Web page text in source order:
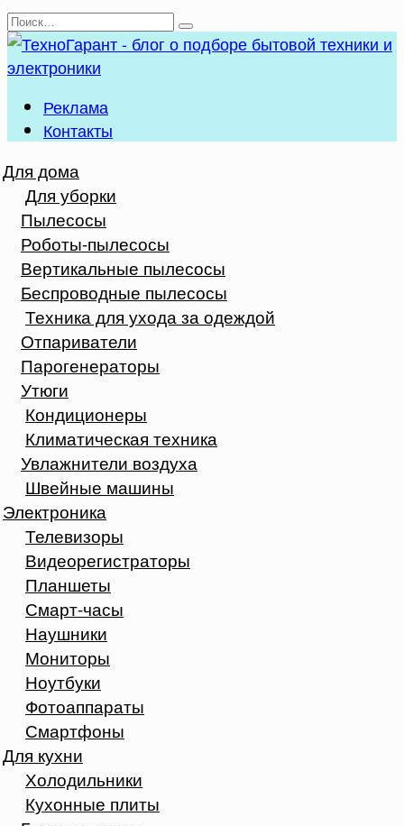
Перейти
к
содержанию
Search
for:
Реклама
Контакты
Для дома
Для уборки
Пылесосы
Роботы-пылесосы
Вертикальные пылесосы
Беспроводные пылесосы
Техника для ухода за одеждой
Отпариватели
Парогенераторы
Утюги
Кондиционеры
Климатическая техника
Увлажнители воздуха
Швейные машины
Электроника
Телевизоры
Видеорегистраторы
Планшеты
Смарт-часы
Наушники
Мониторы
Ноутбуки
Фотоаппараты
Смартфоны
Для кухни
Холодильники
Кухонные плиты